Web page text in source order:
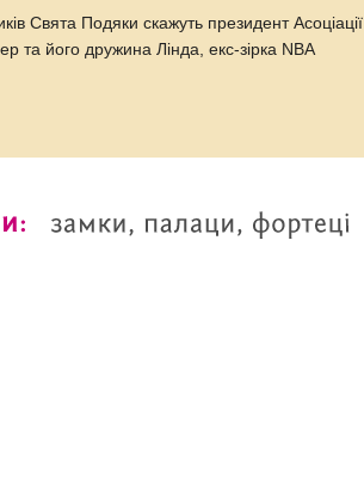
Свята Подяки скажуть президент Асоціації
та його дружина Лінда, екс-зірка NBA